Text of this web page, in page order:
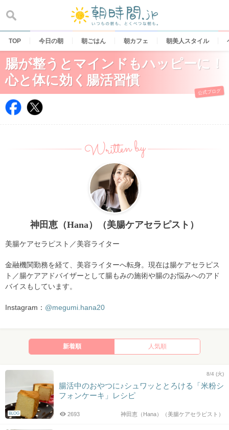
content
TOP 今日の朝 朝ごはん 朝カフェ 朝美人スタイル
腸が整うとマインドもハッピーに！
心と体に効く腸活習慣
公式ブログ
Written by
神田恵（Hana）（美腸ケアセラピスト）
美腸ケアセラピスト／美容ライター
金融機関勤務を経て、美容ライターへ転身。現在は腸ケアセラピス
ト／腸ケアアドバイザーとして腸もみの施術や腸のお悩みへのアド
バイスもしています。
Instagram： @megumi.hana20
新着順 人気順
BLOG
8/4 (火)
腸活中のおやつに♪シュワッととろける「米粉シ
フォンケーキ」レシピ
神田恵（Hana）（美腸ケアセラピスト）
2693